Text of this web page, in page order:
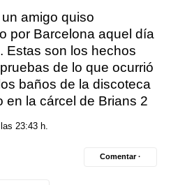
amigo quiso
por Barcelona aquel día
Estas son los hechos
de lo que ocurrió
baños de la discoteca
en la cárcel de Brians 2
23:43 h.
Comentar ·